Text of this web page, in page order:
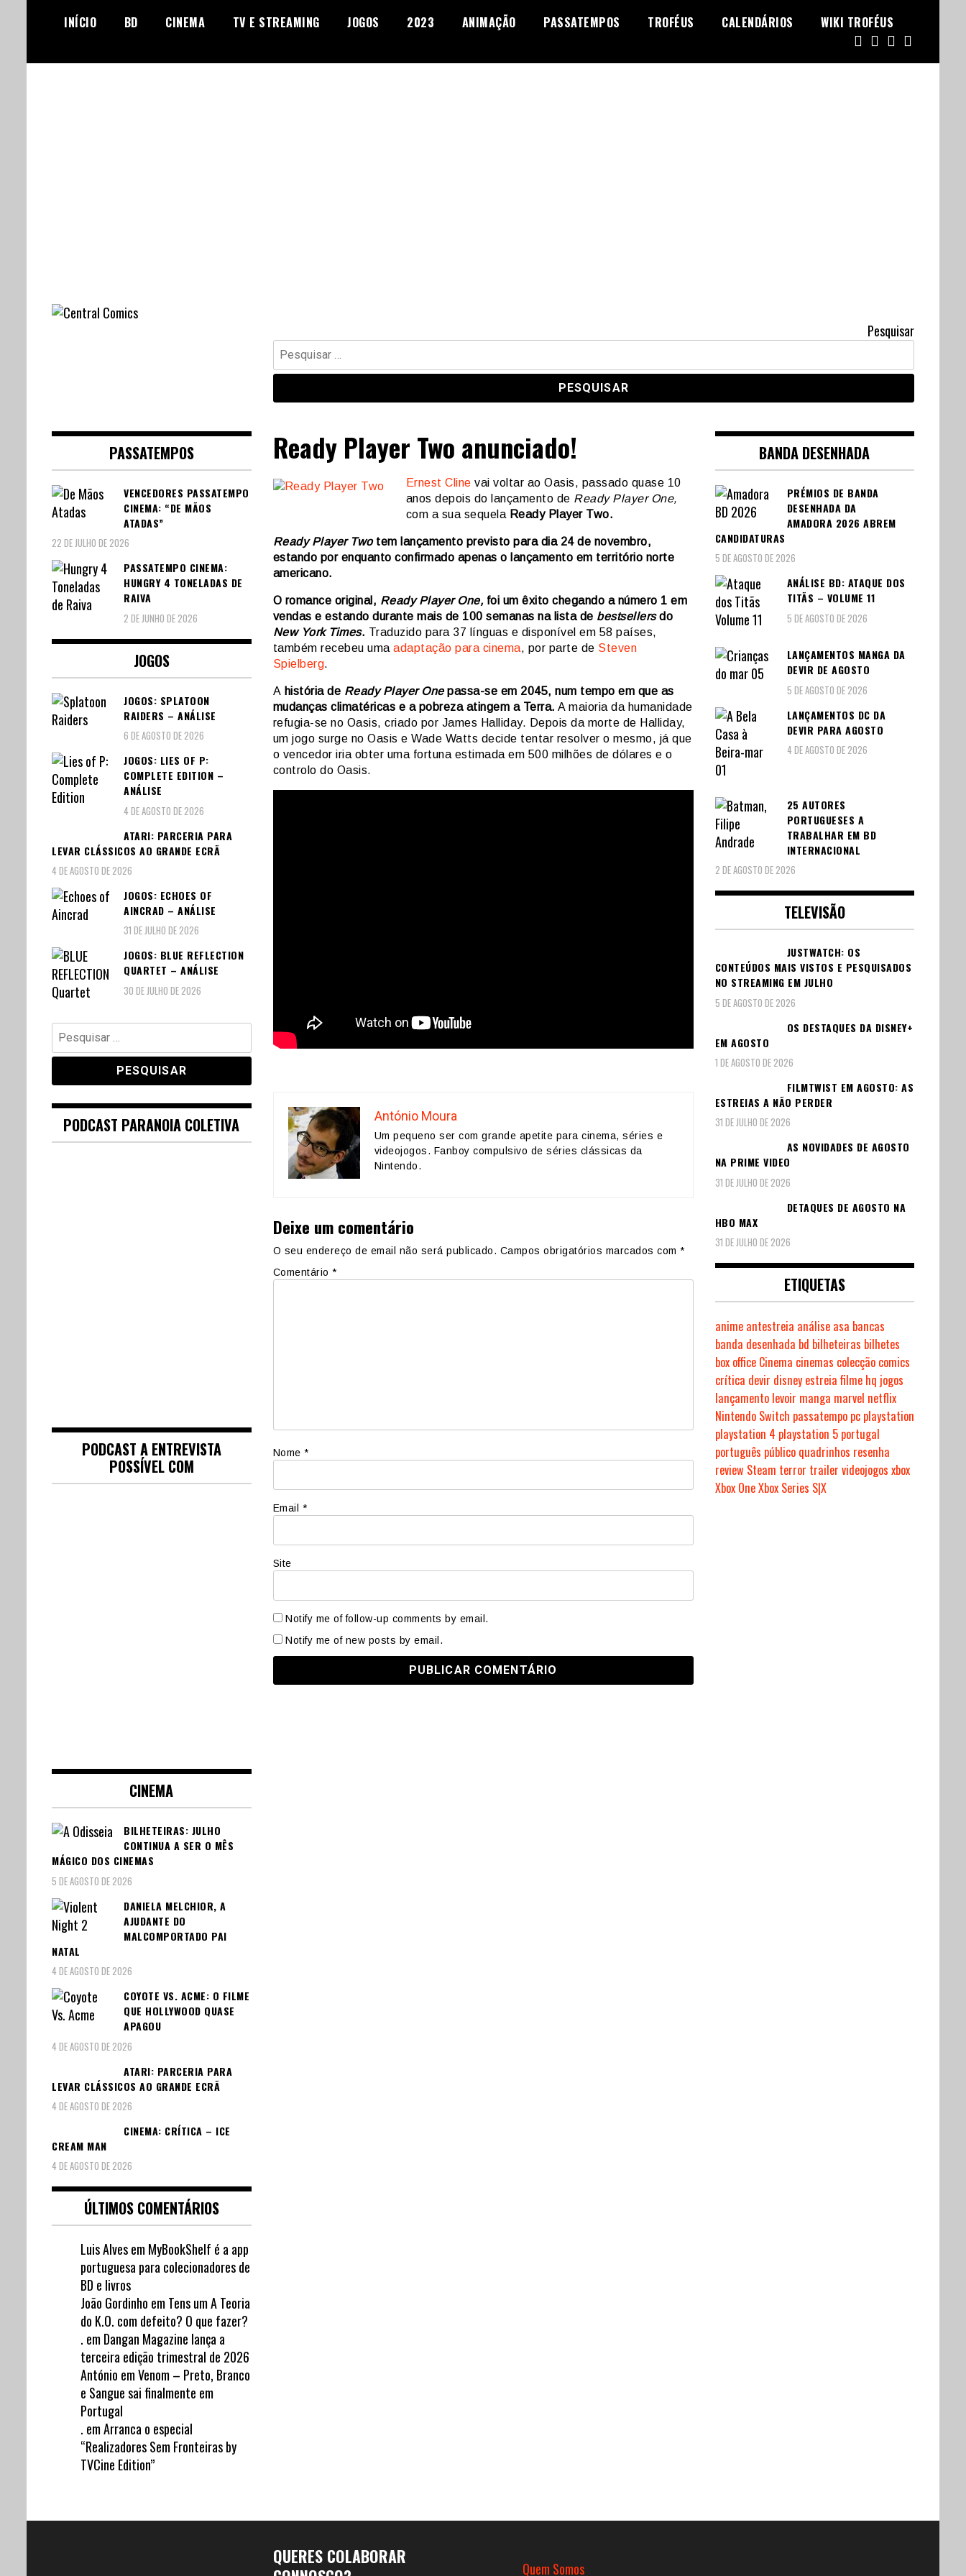
INÍCIO BD CINEMA TV E STREAMING JOGOS 2023 ANIMAÇÃO PASSATEMPOS TROFÉUS CALENDÁRIOS WIKI TROFÉUS
Pesquisar
Pesquisar
por:
Ready Player Two anunciado!
Ernest Cline vai voltar ao Oasis, passado quase 10
anos depois do lançamento de Ready Player One,
com a sua sequela Ready Player Two.
Ready Player Twotem lançamento previsto para dia 24 de novembro,
estando por enquanto confirmado apenas o lançamento em território norte
americano.
O romance original, Ready Player One, foi um êxito chegando a número 1 em
vendas e estando durante mais de 100 semanas na lista de bestsellersdo
New York Times. Traduzido para 37 línguas e disponível em 58 países,
também recebeu uma adaptação para cinema, por parte de Steven
Spielberg.
A história de Ready Player Onepassa-se em 2045, num tempo em que as
mudanças climatéricas e a pobreza atingem a Terra. A maioria da humanidade
refugia-se no Oasis, criado por James Halliday. Depois da morte de Halliday,
um jogo surge no Oasis e Wade Watts decide tentar resolver o mesmo, já que
o vencedor iria obter uma fortuna estimada em 500 milhões de dólares e o
controlo do Oasis.
António Moura
Um pequeno ser com grande apetite para cinema, séries e
videojogos. Fanboy compulsivo de séries clássicas da
Nintendo.
Deixe um comentário
O seu endereço de email não será publicado. Campos obrigatórios marcados com *
Comentário *
Nome *
Email *
Site
Notify me of follow-up comments by email.
Notify me of new posts by email.
PASSATEMPOS
VENCEDORES PASSATEMPO
CINEMA: “DE MÃOS
ATADAS”
22 DE JULHO DE 2026
PASSATEMPO CINEMA:
HUNGRY 4 TONELADAS DE
RAIVA
2 DE JUNHO DE 2026
JOGOS
JOGOS: SPLATOON
RAIDERS – ANÁLISE
6 DE AGOSTO DE 2026
JOGOS: LIES OF P:
COMPLETE EDITION –
ANÁLISE
4 DE AGOSTO DE 2026
ATARI: PARCERIA PARA
LEVAR CLÁSSICOS AO GRANDE ECRÃ
4 DE AGOSTO DE 2026
JOGOS: ECHOES OF
AINCRAD – ANÁLISE
31 DE JULHO DE 2026
JOGOS: BLUE REFLECTION
QUARTET – ANÁLISE
30 DE JULHO DE 2026
Pesquisar
por:
PODCAST PARANOIA COLETIVA
PODCAST A ENTREVISTA
POSSÍVEL COM
CINEMA
BILHETEIRAS: JULHO
CONTINUA A SER O MÊS
MÁGICO DOS CINEMAS
5 DE AGOSTO DE 2026
DANIELA MELCHIOR, A
AJUDANTE DO
MALCOMPORTADO PAI
NATAL
4 DE AGOSTO DE 2026
COYOTE VS. ACME: O FILME
QUE HOLLYWOOD QUASE
APAGOU
4 DE AGOSTO DE 2026
ATARI: PARCERIA PARA
LEVAR CLÁSSICOS AO GRANDE ECRÃ
4 DE AGOSTO DE 2026
CINEMA: CRÍTICA – ICE
CREAM MAN
4 DE AGOSTO DE 2026
ÚLTIMOS COMENTÁRIOS
Luis Alvesem MyBookShelf é a app
portuguesa para colecionadores de
BD e livros
João Gordinho em Tens um A Teoria
do K.O. com defeito? O que fazer?
. em Dangan Magazine lança a
terceira edição trimestral de 2026
António emVenom – Preto, Branco
e Sangue sai finalmente em
Portugal
. emArranca o especial
“Realizadores Sem Fronteiras by
TVCine Edition”
BANDA DESENHADA
PRÉMIOS DE BANDA
DESENHADA DA
AMADORA 2026 ABREM
CANDIDATURAS
5 DE AGOSTO DE 2026
ANÁLISE BD: ATAQUE DOS
TITÃS – VOLUME 11
5 DE AGOSTO DE 2026
LANÇAMENTOS MANGA DA
DEVIR DE AGOSTO
5 DE AGOSTO DE 2026
LANÇAMENTOS DC DA
DEVIR PARA AGOSTO
4 DE AGOSTO DE 2026
25 AUTORES
PORTUGUESES A
TRABALHAR EM BD
INTERNACIONAL
2 DE AGOSTO DE 2026
TELEVISÃO
JUSTWATCH: OS
CONTEÚDOS MAIS VISTOS E PESQUISADOS
NO STREAMING EM JULHO
5 DE AGOSTO DE 2026
OS DESTAQUES DA DISNEY+
EM AGOSTO
1 DE AGOSTO DE 2026
FILMTWIST EM AGOSTO: AS
ESTREIAS A NÃO PERDER
31 DE JULHO DE 2026
AS NOVIDADES DE AGOSTO
NA PRIME VIDEO
31 DE JULHO DE 2026
DETAQUES DE AGOSTO NA
HBO MAX
31 DE JULHO DE 2026
ETIQUETAS
anime antestreia análise asa bancas
banda desenhada bd bilheteiras bilhetes
box office Cinema cinemas colecção comics
crítica devir disney estreiafilme hq jogos
lançamento levoir manga marvel netflix
Nintendo Switch passatempo pc playstation
playstation 4 playstation 5 portugal
português público quadrinhos resenha
review Steam terror trailer videojogos xbox
Xbox OneXbox Series S|X
QUERES COLABORAR
Quem Somos